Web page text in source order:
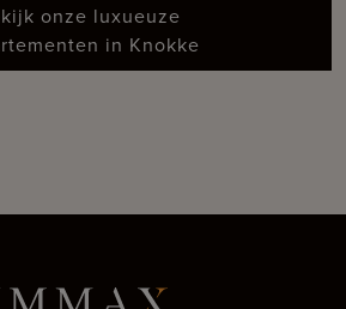
onze luxueuze
in Knokke